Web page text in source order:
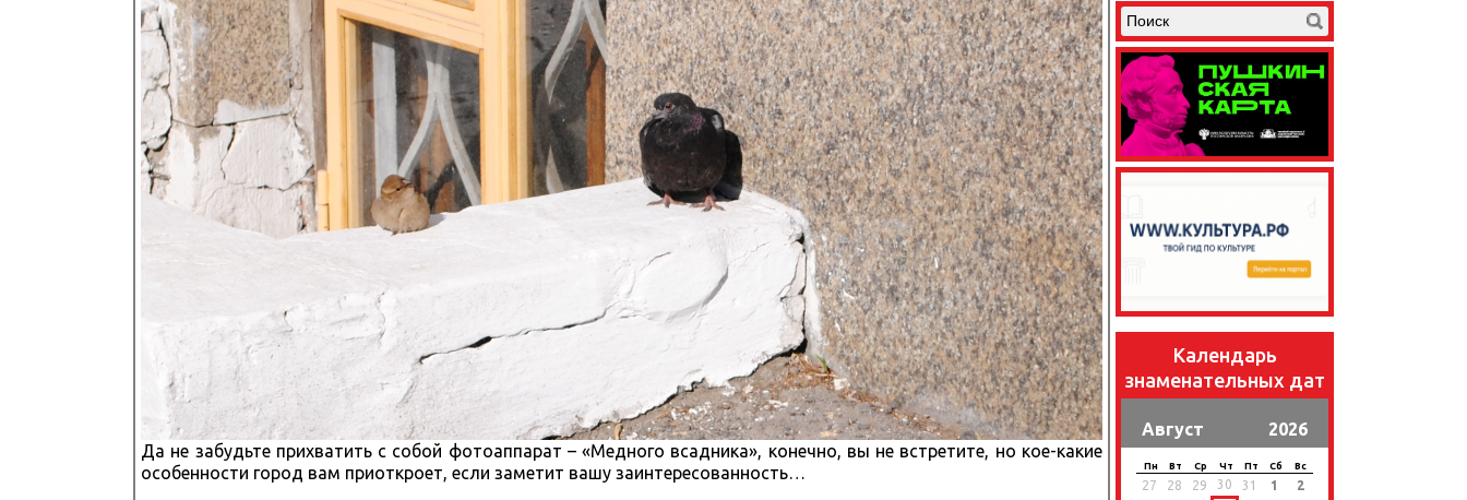
Да не забудьте прихватить с собой фотоаппарат – «Медного всадника», конечно, вы не встретите, но кое-какие
особенности город вам приоткроет, если заметит вашу заинтересованность…
Календарь
знаменательных дат
Август 2026
Пн Вт Ср Чт Пт Сб Вс
27 28 29 30 31 1
2